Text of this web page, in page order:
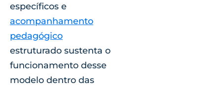
específicos e
acompanhamento
pedagógico
estruturado sustenta o
funcionamento desse
modelo dentro das